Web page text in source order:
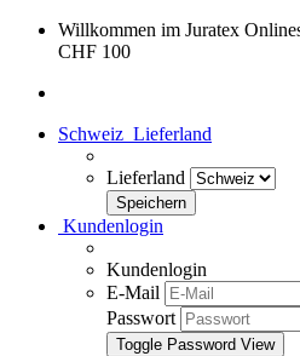
Willkommen im Juratex
CHF 100
Schweiz Lieferland
Lieferland
Kundenlogin
Kundenlogin
E-Mail
Passwort
Toggle Password View